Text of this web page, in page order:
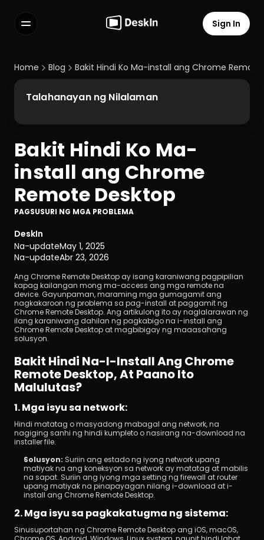
FAQs
Select Language
Terms of Service
Privacy Policy
Sign In
Home Blog Bakit Hindi Ko Ma-install ang Chrome
Bakit Hindi Ko Ma-
install ang Chrome
Remote Desktop
PAGSUSURI NG MGA PROBLEMA
DeskIn
Na-updateMay 1, 2025
Na-updateAbr 23, 2026
Ang Chrome Remote Desktop ay isang karaniwang pagpipilian
kapag kailangan mong ma-access ang mga remote na
device. Gayunpaman, maraming mga gumagamit ang
nagkakaroon ng problema sa pag-install at paggamit ng
Chrome Remote Desktop. Ang artikulong ito ay naglalarawan ng
ilang karaniwang dahilan ng pagkabigo na i-install ang
Chrome Remote Desktop at magbibigay ng maaasahang
solusyon.
Bakit Hindi Na-I-Install Ang Chrome
Remote Desktop, At Paano Ito
Malulutas?
1. Mga isyu sa network:
Hindi matatag o masyadong mabagal ang network, na
nagiging sanhi ng hindi kumpleto o nasirang na-download na
installer file.
Solusyon: Suriin ang estado ng iyong network upang
matiyak na ang koneksyon sa network ay matatag at mabilis
na sapat. Suriin ang iyong mga setting ng firewall at router
upang matiyak na pinapayagan nilang i-download at i-
install ang Chrome Remote Desktop.
2. Mga isyu sa pagkakatugma ng sistema:
Sinusuportahan ng Chrome Remote Desktop ang iOS, macOS,
Talahanayan ng Nilalaman
I-download